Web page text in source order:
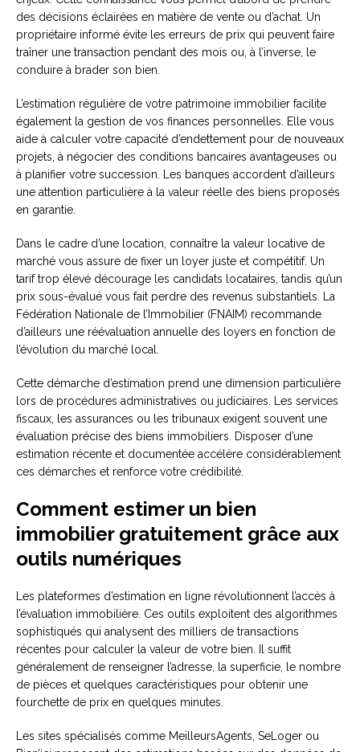
des décisions éclairées en matière de vente ou d’achat. Un
propriétaire informé évite les erreurs de prix qui peuvent faire
traîner une transaction pendant des mois ou, à l’inverse, le
conduire à brader son bien.
L’estimation régulière de votre patrimoine immobilier facilite
également la gestion de vos finances personnelles. Elle vous
aide à calculer votre capacité d’endettement pour de nouveaux
projets, à négocier des conditions bancaires avantageuses ou
à planifier votre succession. Les banques accordent d’ailleurs
une attention particulière à la valeur réelle des biens proposés
en garantie.
Dans le cadre d’une location, connaître la valeur locative de
marché vous assure de fixer un loyer juste et compétitif. Un
tarif trop élevé décourage les candidats locataires, tandis qu’un
prix sous-évalué vous fait perdre des revenus substantiels. La
Fédération Nationale de l’Immobilier (FNAIM) recommande
d’ailleurs une réévaluation annuelle des loyers en fonction de
l’évolution du marché local.
Cette démarche d’estimation prend une dimension particulière
lors de procédures administratives ou judiciaires. Les services
fiscaux, les assurances ou les tribunaux exigent souvent une
évaluation précise des biens immobiliers. Disposer d’une
estimation récente et documentée accélère considérablement
ces démarches et renforce votre crédibilité.
Comment estimer un bien
immobilier gratuitement grâce aux
outils numériques
Les plateformes d’estimation en ligne révolutionnent l’accès à
l’évaluation immobilière. Ces outils exploitent des algorithmes
sophistiqués qui analysent des milliers de transactions
récentes pour calculer la valeur de votre bien. Il suffit
généralement de renseigner l’adresse, la superficie, le nombre
de pièces et quelques caractéristiques pour obtenir une
fourchette de prix en quelques minutes.
Les sites spécialisés comme MeilleursAgents, SeLoger ou